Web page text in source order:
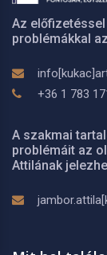
Az
problémákkal
+36 1 783
A szakmai
problémáit az
Attilának